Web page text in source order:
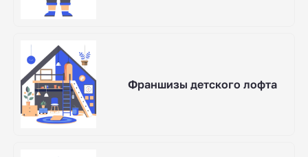
Франшизы детского лофта